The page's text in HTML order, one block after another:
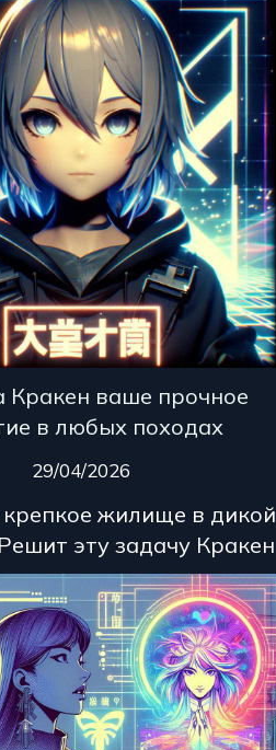
Кракен ваше прочное
в любых походах
29/04/2026
крепкое жилище в дикой
эту задачу Кракен